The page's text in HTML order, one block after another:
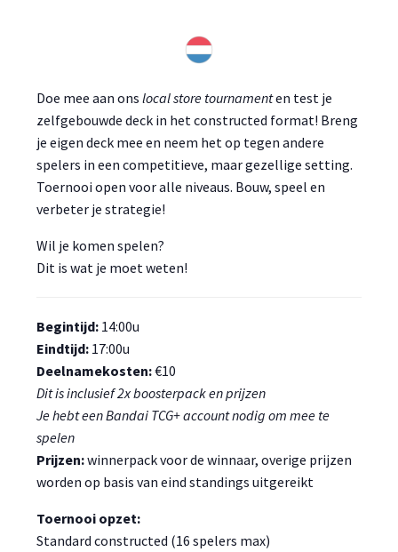
Doe mee aan ons local store tournamenten test je
zelfgebouwde deck in het constructed format! Breng
je eigen deck mee en neem het op tegen andere
spelers in een competitieve, maar gezellige setting.
Toernooi open voor alle niveaus. Bouw, speel en
verbeter je strategie!
Wil je komen spelen?
Dit is wat je moet weten!
Begintijd: 14:00u
Eindtijd: 17:00u
Deelnamekosten:€10
Dit is inclusief 2x boosterpack en prijzen
Je hebt een Bandai TCG+ account nodig om mee te
spelen
Prijzen:winnerpack voor de winnaar, overige prijzen
worden op basis van eind standings uitgereikt
Toernooi opzet:
Standard constructed (16 spelers max)